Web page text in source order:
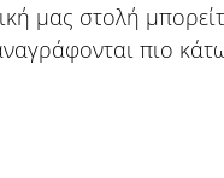
μας στολή
πιο